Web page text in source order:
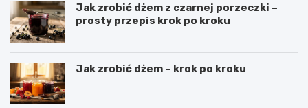
Jak zrobić dżem z czarnej porzeczki –
prosty przepis krok po kroku
Jak zrobić dżem – krok po kroku